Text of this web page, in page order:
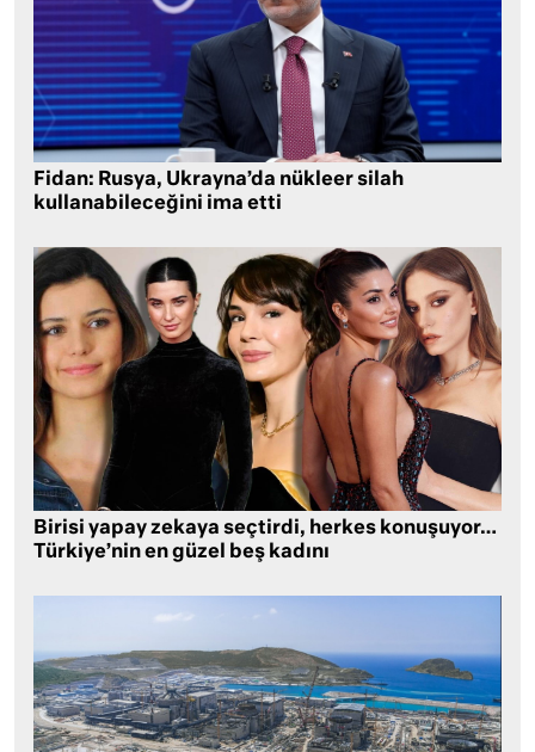
Fidan: Rusya, Ukrayna’da nükleer silah
kullanabileceğini ima etti
Birisi yapay zekaya seçtirdi, herkes konuşuyor…
Türkiye’nin en güzel beş kadını